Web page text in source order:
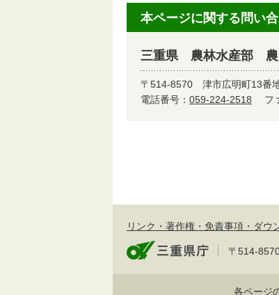
本ページに関する問い
三重県 農林水産部 農
〒514-8570 津市広明町13番
電話番号： 059-224-2518 フ
リンク・著作権・免責事項・ダウ
〒514-
各ページ